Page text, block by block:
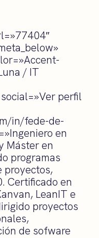
/ IT
perfil
in/fede-de-
en
Máster en
programas
proyectos,
Certificado en
LeanIT e
proyectos
de sofware